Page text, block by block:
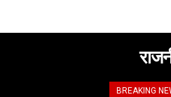
BREAKING